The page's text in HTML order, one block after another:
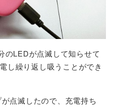
のLEDが点滅して知らせて
し繰り返し吸うことができ
点滅したので、充電持ち